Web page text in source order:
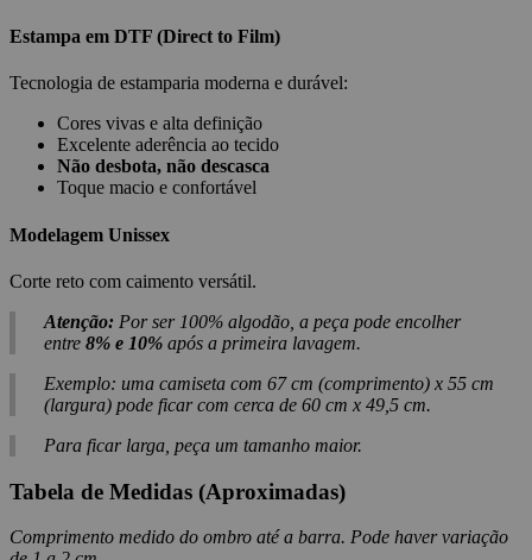
Estampa em DTF (Direct to Film)
Tecnologia de estamparia moderna e durável:
Cores vivas e alta definição
Excelente aderência ao tecido
Não desbota, não descasca
Toque macio e confortável
Modelagem Unissex
Corte reto com caimento versátil.
Atenção: Por ser 100% algodão, a peça pode encolher
entre 8% e 10% após a primeira lavagem.
Exemplo: uma camiseta com 67 cm (comprimento) x 55 cm
(largura) pode ficar com cerca de 60 cm x 49,5 cm.
Para ficar larga, peça um tamanho maior.
Tabela de Medidas (Aproximadas)
Comprimento medido do ombro até a barra. Pode haver variação